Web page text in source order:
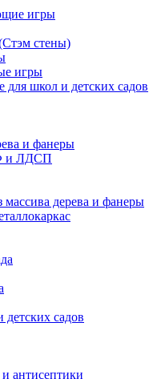
игры
стены)
игры
для школ и детских садов
и фанеры
и ЛДСП
массива дерева и фанеры
садов
антисептики